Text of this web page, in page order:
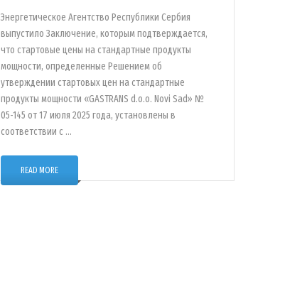
Энергетическое Агентство Республики Сербия
выпустило Заключение, которым подтверждается,
что стартовые цены на стандартные продукты
мощности, определенные Решением об
утверждении стартовых цен на стандартные
продукты мощности «GASTRANS d.o.o. Novi Sad» №
05-145 от 17 июля 2025 года, установлены в
соответствии с …
READ MORE